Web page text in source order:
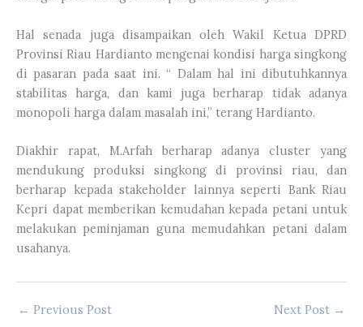
Hal senada juga disampaikan oleh Wakil Ketua DPRD
Provinsi Riau Hardianto mengenai kondisi harga singkong
di pasaran pada saat ini. “ Dalam hal ini dibutuhkannya
stabilitas harga, dan kami juga berharap tidak adanya
monopoli harga dalam masalah ini,” terang Hardianto.
Diakhir rapat, M.Arfah berharap adanya cluster yang
mendukung produksi singkong di provinsi riau, dan
berharap kepada stakeholder lainnya seperti Bank Riau
Kepri dapat memberikan kemudahan kepada petani untuk
melakukan peminjaman guna memudahkan petani dalam
usahanya.
← Previous Post Next Post →